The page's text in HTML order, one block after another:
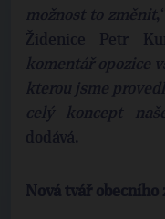
možnost to změnit
Židenice Petr
komentář opozice
kterou jsme
celý koncept
dodává.
Nová tvář obecního